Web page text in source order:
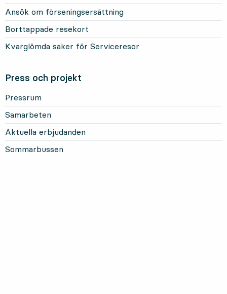
Ansök om förseningsersättning
Borttappade resekort
Kvarglömda saker för Serviceresor
Press och projekt
Pressrum
Samarbeten
Aktuella erbjudanden
Sommarbussen